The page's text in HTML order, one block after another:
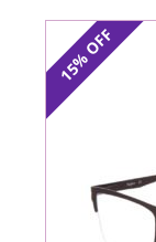
15%
OFF